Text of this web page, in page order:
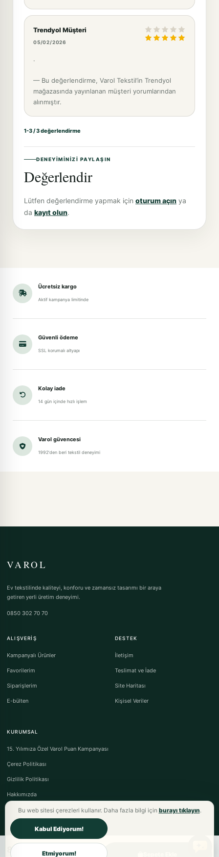
Trendyol Müşteri
05/02/2026
.
— Bu değerlendirme, Varol Tekstil’in Trendyol
mağazasında yayınlanan müşteri yorumlarından
alınmıştır.
1-3 / 3 değerlendirme
DENEYIMINIZI PAYLAŞIN
Değerlendir
Lütfen değerlendirme yapmak için oturum açın ya
da kayıt olun.
Ücretsiz kargo
Aktif kampanya limitinde
Güvenli ödeme
SSL korumalı altyapı
Kolay iade
14 gün içinde hızlı işlem
Varol güvencesi
1992'den beri tekstil deneyimi
845,70TL
VAROL
Ev tekstilinde kaliteyi, konforu ve zamansız tasarımı bir araya
getiren yerli üretim deneyimi.
0850 302 70 70
ALIŞVERIŞ
Kampanyalı Ürünler
Favorilerim
Siparişlerim
E-bülten
DESTEK
İletişim
Teslimat ve İade
Site Haritası
Kişisel Veriler
KURUMSAL
15. Yılımıza Özel Varol Puan Kampanyası
Çerez Politikası
Gizlilik Politikası
Hakkımızda
Varol Tekstil Ev Tekstili © 2026 - Tüm Hakları Saklıdır.
Mesafeli Satış Sözleşmesi·Ön Bilgilendirme Formu
Bu web sitesi çerezleri kullanır. Daha fazla bilgi için burayı tıklayın.
Kabul Ediyorum!
Etmiyorum!